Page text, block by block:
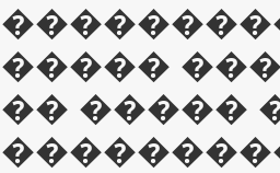
�����
�� �����